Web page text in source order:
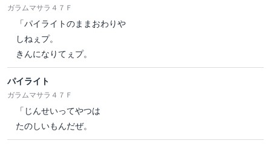
ガラムマサラ４７Ｆ
「パイライトのままおわりや
しねぇプ。
きんになりてぇプ。
パイライト
ガラムマサラ４７Ｆ
「じんせいってやつは
たのしいもんだぜ。